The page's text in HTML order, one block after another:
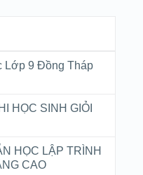
Lớp 9 Đồng Tháp
HỌC SINH GIỎI
HỌC LẬP TRÌNH
CAO